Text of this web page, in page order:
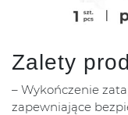
Zalety
– Wykończenie
zapewniające